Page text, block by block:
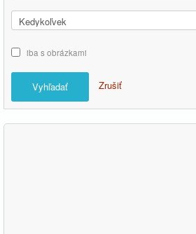
iba s obrázkami
Vyhľadať Zrušiť